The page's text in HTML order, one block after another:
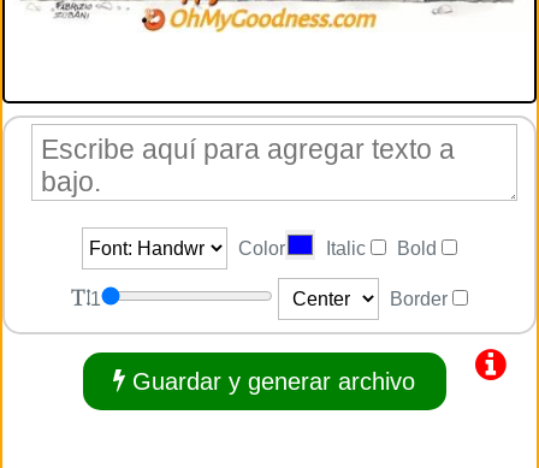
Color Italic Bold
1 Border
Guardar y generar archivo